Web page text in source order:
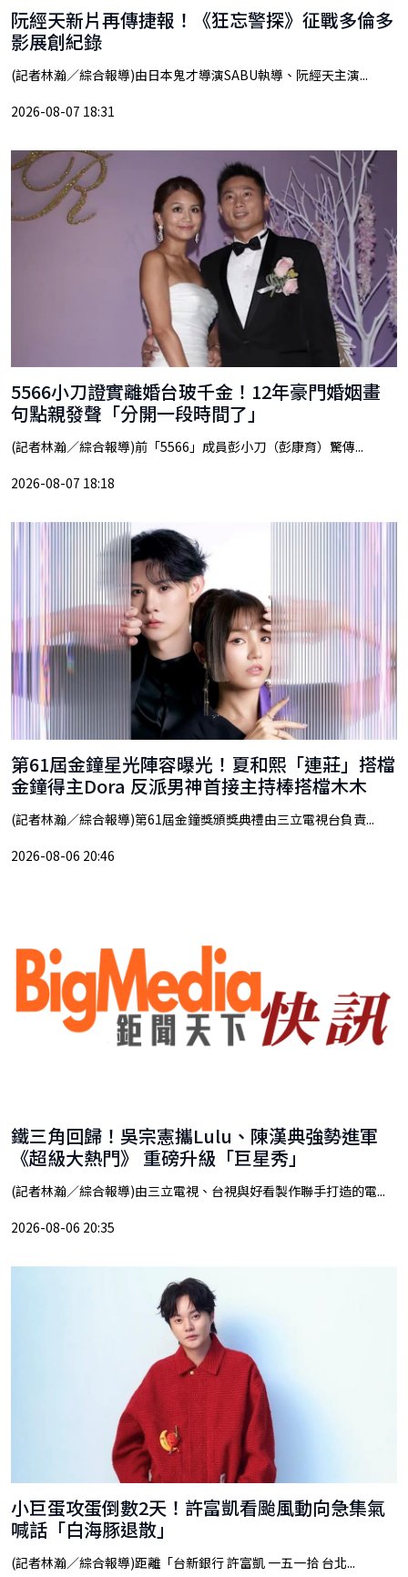
阮經天新片再傳捷報！《狂忘警探》征戰多倫多
影展創紀錄
(記者林瀚／綜合報導)由日本鬼才導演SABU執導、阮經天主演...
2026-08-07 18:31
5566小刀證實離婚台玻千金！12年豪門婚姻畫
句點親發聲「分開一段時間了」
(記者林瀚／綜合報導)前「5566」成員彭小刀（彭康育）驚傳...
2026-08-07 18:18
第61屆金鐘星光陣容曝光！夏和熙「連莊」搭檔
金鐘得主Dora 反派男神首接主持棒搭檔木木
(記者林瀚／綜合報導)第61屆金鐘獎頒獎典禮由三立電視台負責...
2026-08-06 20:46
鐵三角回歸！吳宗憲攜Lulu、陳漢典強勢進軍
《超級大熱門》 重磅升級「巨星秀」
(記者林瀚／綜合報導)由三立電視、台視與好看製作聯手打造的電...
2026-08-06 20:35
小巨蛋攻蛋倒數2天！許富凱看颱風動向急集氣
喊話「白海豚退散」
(記者林瀚／綜合報導)距離「台新銀行 許富凱 一五一拾 台北...